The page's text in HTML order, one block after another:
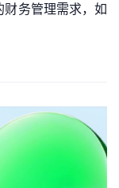
务管理需求，如